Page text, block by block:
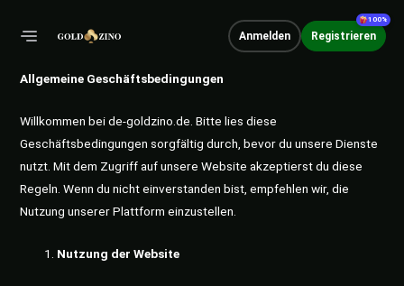
Inhalt
MENU
Anmelden Registrieren
100%
Allgemeine Geschäftsbedingungen
Willkommen bei de-goldzino.de. Bitte lies diese
Geschäftsbedingungen sorgfältig durch, bevor du unsere Dienste
nutzt. Mit dem Zugriff auf unsere Website akzeptierst du diese
Regeln. Wenn du nicht einverstanden bist, empfehlen wir, die
Nutzung unserer Plattform einzustellen.
Nutzung der Website